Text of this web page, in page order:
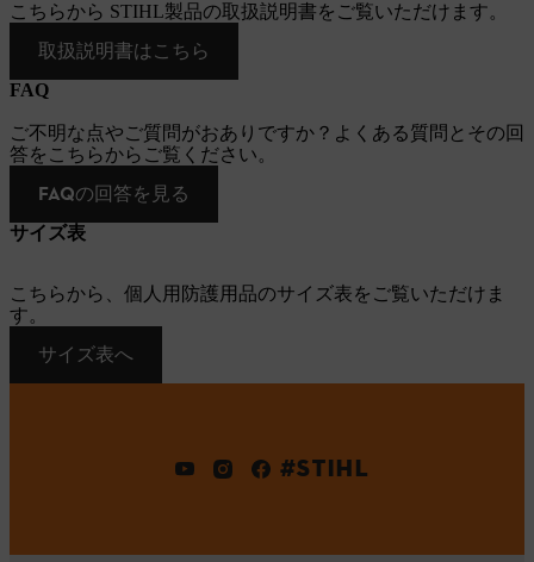
こちらから STIHL製品の取扱説明書をご覧いただけます。
取扱説明書はこちら
FAQ
ご不明な点やご質問がおありですか？よくある質問とその回
答をこちらからご覧ください。
FAQの回答を見る
サイズ表
こちらから、個人用防護用品のサイズ表をご覧いただけま
す。
サイズ表へ
#STIHL